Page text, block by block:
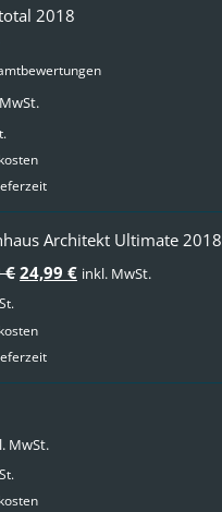
2018
Architekt Ultimate 2018
€ Ursprünglicher
war:
24,99 €Aktueller
inkl. MwSt.
MwSt.